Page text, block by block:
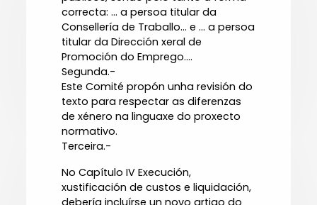
correcta: ... a persoa titular da
Consellería de Traballo... e ... a persoa
titular da Dirección xeral de
Promoción do Emprego....
Segunda.-
Este Comité propón unha revisión do
texto para respectar as diferenzas
de xénero na linguaxe do proxecto
normativo.
Terceira.-
No Capítulo IV Execución,
xustificación de custos e liquidación,